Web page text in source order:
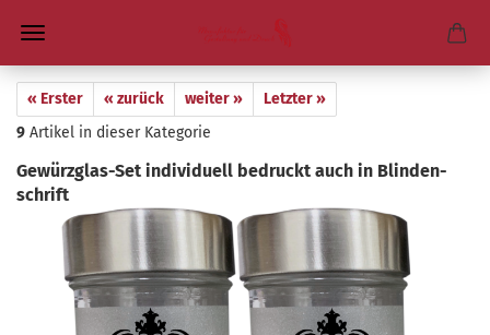
« Erster « zurück weiter »
Letzter »
9 Artikel in dieser Kategorie
Gewürzglas-​Set in­di­vi­du­ell be­druckt auch in Blin­den­
schrift